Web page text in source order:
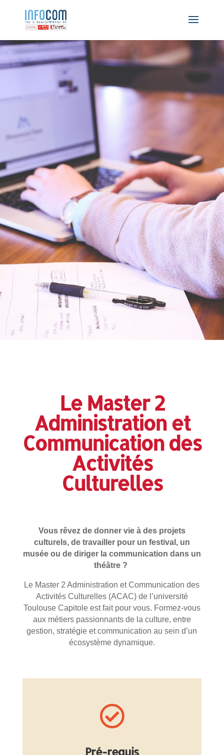
Le Master 2
Administration et
Communication des
Activités
Culturelles
Vous rêvez de donner vie à des projets
culturels, de travailler pour un festival, un
musée ou de diriger la communication dans un
théâtre ?
Le Master 2 Administration et Communication des
Activités Culturelles (ACAC) de l’université
Toulouse Capitole est fait pour vous. Formez-vous
aux métiers passionnants de la culture, entre
gestion, stratégie et communication au sein d’un
écosystème dynamique.

Pré-requis